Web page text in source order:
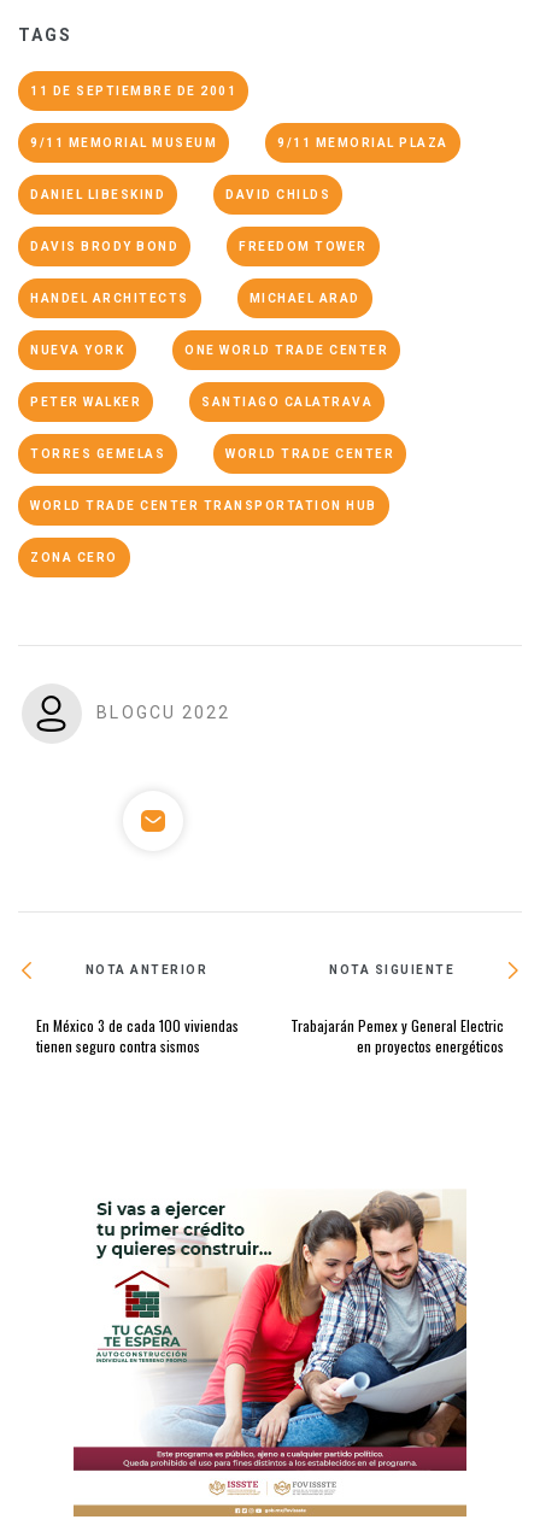
TAGS
11 DE SEPTIEMBRE DE 2001
9/11 MEMORIAL MUSEUM 9/11 MEMORIAL PLAZA
DANIEL LIBESKIND DAVID CHILDS
DAVIS BRODY BOND FREEDOM TOWER
HANDEL ARCHITECTS MICHAEL ARAD
NUEVA YORK ONE WORLD TRADE CENTER
PETER WALKER SANTIAGO CALATRAVA
TORRES GEMELAS WORLD TRADE CENTER
WORLD TRADE CENTER TRANSPORTATION HUB
ZONA CERO
BLOGCU 2022
NOTA ANTERIOR
En México 3 de cada 100 viviendas
tienen seguro contra sismos
NOTA SIGUIENTE
Trabajarán Pemex y General Electric
en proyectos energéticos